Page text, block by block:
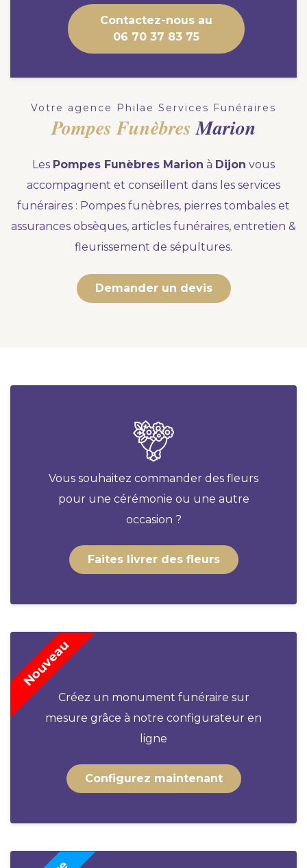
Nous vous accompagnons.
Demander un devis prévoyance
Nos produits en marbrerie
marbrerie pour accompagner l'hommage du
défunt. Découvrez nos gammes spécialisées.
Demander un devis marbrerie
Contactez-nous au
06 70 37 83 75
Votre agence Philae Services Funéraires
Pompes FunèbresMarion
Les Pompes Funèbres Marion à Dijon vous
accompagnent et conseillent dans les services
funéraires : Pompes funèbres, pierres tombales et
assurances obsèques, articles funéraires, entretien &
fleurissement de sépultures.
Demander un devis
Vous souhaitez commander des fleurs
pour une cérémonie ou une autre
occasion ?
Faites livrer des fleurs
Créez un monument funéraire sur
mesure grâce à notre configurateur en
ligne
Configurez maintenant